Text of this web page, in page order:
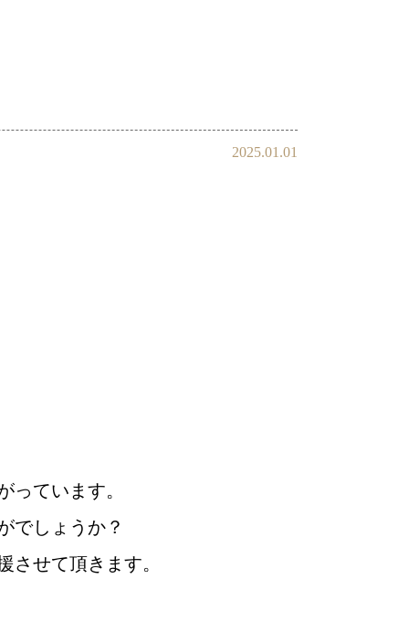
活
2025.01.01
っています。
でしょうか？
せて頂きます。